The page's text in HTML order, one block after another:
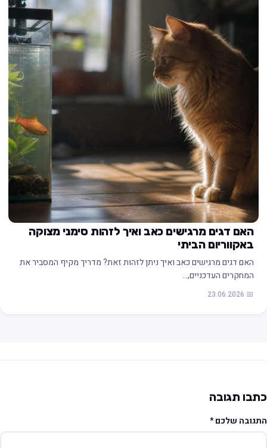
האם דגים מרגישים כאב ואיך לזהות סימני מצוקה
באקווריום הביתי
האם דגים מרגישים כאב ואיך ניתן לזהות זאת? מדריך מקיף המסביר את
המחקרים העדכניים,…
📅 23.06.2026
תגובה
שלכם*